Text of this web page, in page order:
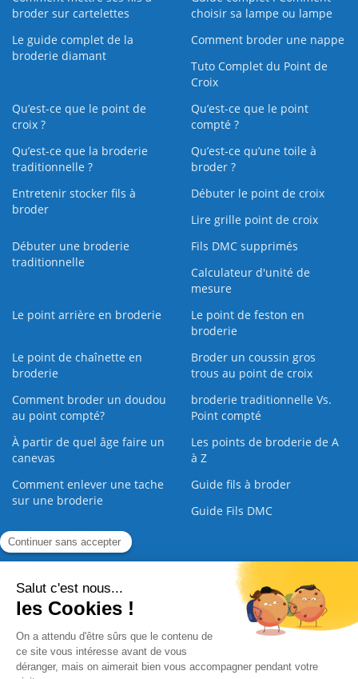
broder sur cartelettes
choisir sa lampe ou lampe
Le guide complet de la
broderie diamant
Comment broder une nappe
Tuto Complet du Point de
Croix
Qu’est-ce que le point de
croix ?
Qu’est-ce que le point
compté ?
Qu’est-ce que la broderie
traditionnelle ?
Qu’est‑ce qu’une toile à
broder ?
Entretenir stocker fils à
broder
Débuter le point de croix
Lire grille point de croix
Débuter une broderie
traditionnelle
Fils DMC supprimés
Calculateur d'unité de
mesure
Le point arrière en broderie
Le point de feston en
broderie
Le point de chaînette en
broderie
Broder un coussin gros
trous au point de croix
Comment broder un doudou
au point compté?
broderie traditionnelle Vs.
Point compté
À partir de quel âge faire un
canevas
Les points de broderie de A
à Z
Comment enlever une tache
sur une broderie
Guide fils à broder
Guide Fils DMC
Guide de la Broderie
Nous contacter |
Paiement sécurisé